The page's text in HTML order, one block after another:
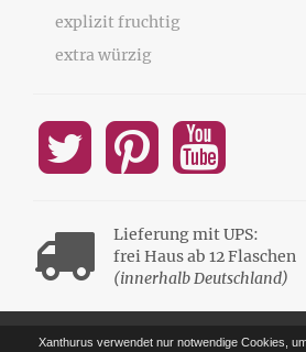
explizit fruchtig
extra würzig
Lieferung mit UPS:
frei Haus ab 12 Flaschen
(innerhalb Deutschland)
Xanthurus verwendet nur notwendige Cookies,